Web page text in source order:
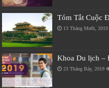
Tóm Tắt Cuộc
13 Tháng Mười, 2019
Khoa Du lịch –
23 Tháng Bảy, 2019